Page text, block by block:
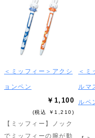
＜ミッフィー＞アクシ
ョンペン
￥1,100
(税込 ￥1,210)
【ミッフィー】ノック
でミッフィーの腕が動
＜ミ
ルマ
ルペ